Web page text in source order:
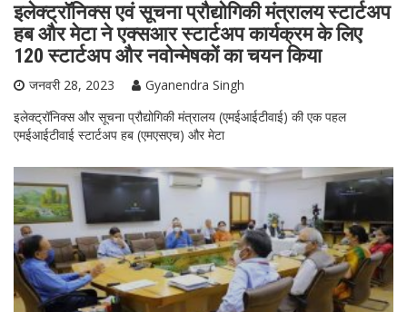
इलेक्ट्रॉनिक्स एवं सूचना प्रौद्योगिकी मंत्रालय स्टार्टअप
हब और मेटा ने एक्सआर स्टार्टअप कार्यक्रम के लिए
120 स्टार्टअप और नवोन्मेषकों का चयन किया
जनवरी 28, 2023
Gyanendra Singh
इलेक्ट्रॉनिक्स और सूचना प्रौद्योगिकी मंत्रालय (एमईआईटीवाई) की एक पहल
एमईआईटीवाई स्टार्टअप हब (एमएसएच) और मेटा